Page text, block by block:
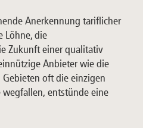
Anerkennung tariflicher
Löhne, die
Zukunft einer qualitativ
Anbieter wie die
oft die einzigen
entstünde eine